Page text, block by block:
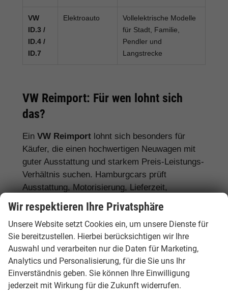
VW
ID.3 /
ID.4 /
ID.7
Elektroauto
Vollelektrische Modelle
für Stadt, Familie,
Pendler und
Langstrecke
VW Reimport: Für wen lohnt sich
das?
Ein VW Reimport lohnt sich besonders für
Käufer, die einen hochwertigen Neuwagen mit
guter Ausstattung und starkem Preis-Leistungs-
Verhältnis suchen. Hamburgcars prüft
Ausstattung, Motorisierung, Lieferzeit,
Garantiebedingungen und Fahrzeugdetails
transparent vor dem Kauf.
Für Stadtfahrer:VW Polo, VW Golf, VW
ID.3
Für Familien: VW Tiguan, VW Passat
Variant, VW Touran, VW Caddy
Wir respektieren Ihre Privatsphäre
Unsere Website setzt Cookies ein, um unsere Dienste für
Sie bereitzustellen. Hierbei berücksichtigen wir Ihre
Auswahl und verarbeiten nur die Daten für Marketing,
Analytics und Personalisierung, für die Sie uns Ihr
Einverständnis geben. Sie können Ihre Einwilligung
jederzeit mit Wirkung für die Zukunft widerrufen.